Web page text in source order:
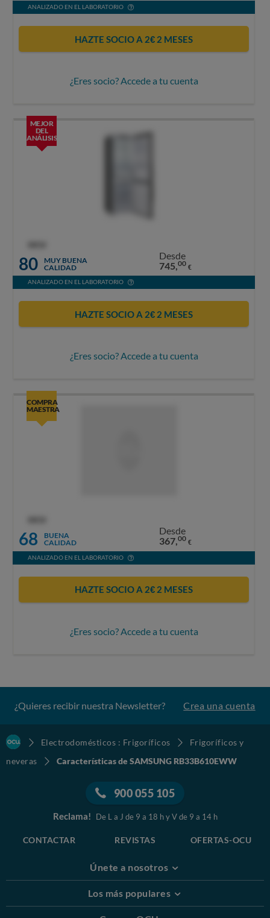
ANALIZADO EN EL LABORATORIO
HAZTE SOCIO A 2€ 2 MESES
¿Eres socio? Accede a tu cuenta
MEJOR
DEL
ANÁLISIS
80
MUY BUENA
CALIDAD
Desde
745,00 €
ANALIZADO EN EL LABORATORIO
HAZTE SOCIO A 2€ 2 MESES
¿Eres socio? Accede a tu cuenta
COMPRA
MAESTRA
68
BUENA
CALIDAD
Desde
367,00 €
ANALIZADO EN EL LABORATORIO
HAZTE SOCIO A 2€ 2 MESES
¿Eres socio? Accede a tu cuenta
¿Quieres recibir nuestra Newsletter? Crea una cuenta
Electrodomésticos : Frigoríficos
Frigoríficos y
neveras
Características de SAMSUNG RB33B610EWW
900 055 105
Reclama! De L a J de 9 a 18 h y V de 9 a 14 h
CONTACTAR REVISTAS OFERTAS-OCU
Únete a nosotros
Los más populares